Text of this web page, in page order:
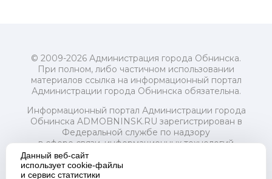
© 2009-2026 Администрация города Обнинска.
При полном, либо частичном использовании
материалов ссылка на информационный портал
Администрации города Обнинска обязательна.
Информационный портал Администрации города
Обнинска ADMOBNINSK.RU зарегистрирован в
Федеральной службе по надзору
в сфере связи, информационных технологий
и массовых коммуникаций (Роскомнадзор) 24 июля
2018 года.
Свидетельство о регистрации Эл № ФС77-73321
Данный веб-сайт
использует cookie-файлы
и сервис статистики